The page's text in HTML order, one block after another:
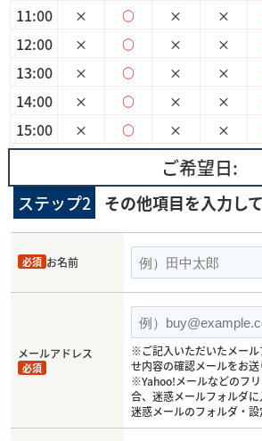
11:00
12:00
13:00
14:00
15:00
×
×
×
×
×
○
○
○
○
○
×
×
×
×
×
×
×
×
×
×
ご希望日:
ステップ2 その他項目を入力し
お名前
必須
メールアドレス
必須
※ご記入いただいたメー
せ内容の確認メールをお送
※Yahoo!メールなどのフ
合、迷惑メールフォルダに
迷惑メールのフォルダ・設